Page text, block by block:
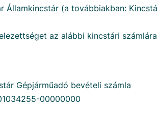
Államkincstár (a továbbiakban:
az alábbi kincstári
Gépjárműadó bevételi számla
00000000